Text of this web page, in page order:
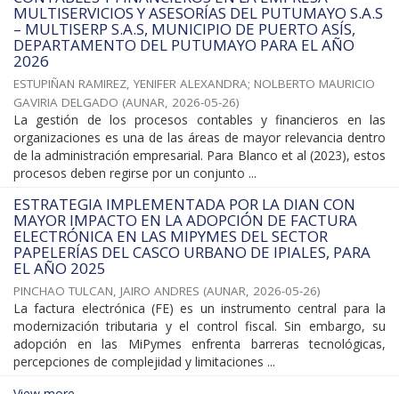
MULTISERVICIOS Y ASESORÍAS DEL PUTUMAYO S.A.S
– MULTISERP S.A.S, MUNICIPIO DE PUERTO ASÍS,
DEPARTAMENTO DEL PUTUMAYO PARA EL AÑO
2026
ESTUPIÑAN RAMIREZ, YENIFER ALEXANDRA; NOLBERTO MAURICIO
GAVIRIA DELGADO (AUNAR, 2026-05-26)
La gestión de los procesos contables y financieros en las
organizaciones es una de las áreas de mayor relevancia dentro
de la administración empresarial. Para Blanco et al (2023), estos
procesos deben regirse por un conjunto ...
ESTRATEGIA IMPLEMENTADA POR LA DIAN CON
MAYOR IMPACTO EN LA ADOPCIÓN DE FACTURA
ELECTRÓNICA EN LAS MIPYMES DEL SECTOR
PAPELERÍAS DEL CASCO URBANO DE IPIALES, PARA
EL AÑO 2025
PINCHAO TULCAN, JAIRO ANDRES (AUNAR, 2026-05-26)
La factura electrónica (FE) es un instrumento central para la
modernización tributaria y el control fiscal. Sin embargo, su
adopción en las MiPymes enfrenta barreras tecnológicas,
percepciones de complejidad y limitaciones ...